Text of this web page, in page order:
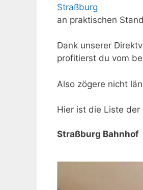
Straßburg
an praktischen
Dank unserer
profitierst du vom
Also zögere nicht
Hier ist die Liste der
Straßburg Bahnhof